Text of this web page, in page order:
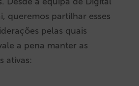
queremos partilhar esses
pelas quais
a pena manter as
ativas: